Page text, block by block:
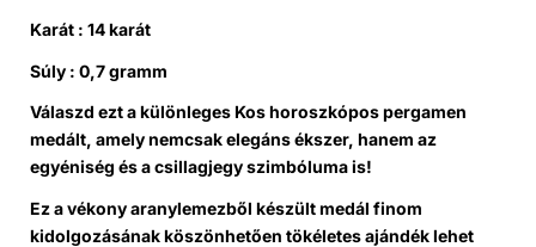
Karát : 14 karát
Súly : 0,7 gramm
Válaszd ezt a különleges Kos horoszkópos pergamen
medált, amely nemcsak elegáns ékszer, hanem az
egyéniség és a csillagjegy szimbóluma is!
Ez avékony aranylemezből készült medál finom
kidolgozásának köszönhetően tökéletes ajándék lehet